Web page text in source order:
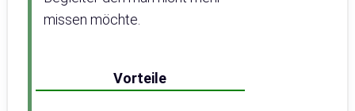
missen möchte.
Vorteile